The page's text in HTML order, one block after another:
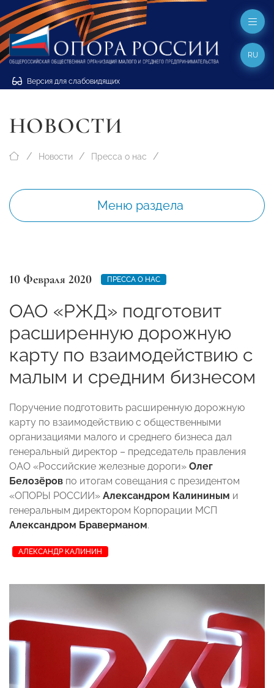
Версия для слабовидящих
RU
НОВОСТИ
Новости Пресса о нас
Меню раздела
10 Февраля 2020 ПРЕССА О НАС
ОАО «РЖД» подготовит
расширенную дорожную
карту по взаимодействию с
малым и средним бизнесом
Поручение подготовить расширенную дорожную
карту по взаимодействию с общественными
организациями малого и среднего бизнеса дал
генеральный директор – председатель правления
ОАО «Российские железные дороги» Олег
Белозёров по итогам совещания с президентом
«ОПОРЫ РОССИИ» Александром Калининым и
генеральным директором Корпорации МСП
Александром Браверманом.
АЛЕКСАНДР КАЛИНИН